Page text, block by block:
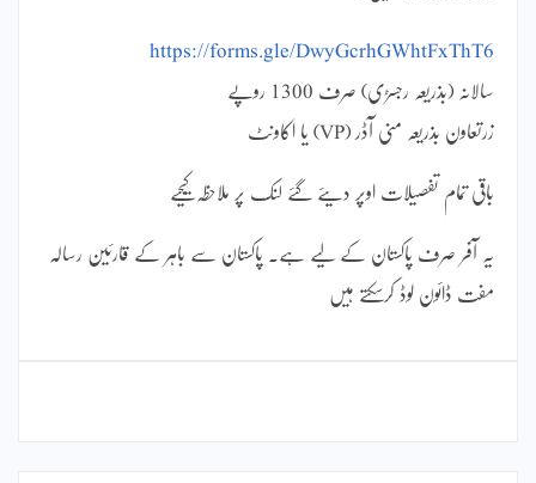
https://forms.gle/DwyGcrhGWhtFxThT6
سالانہ (بذریعہ رجسڑی) صرف 1300 روپے
زرتعاون بذریعہ منی آڈر (VP) یا اکاونٹ
باقی تمام تفصیلات اوپر دیئے گئے لنک پر ملاحظہ کیجیے
یہ آفر صرف پاکستان کے لیے ہے۔ پاکستان سے باہر کے قارئین رسالہ
مفت ڈائون لوڈ کرسکتے ہیں